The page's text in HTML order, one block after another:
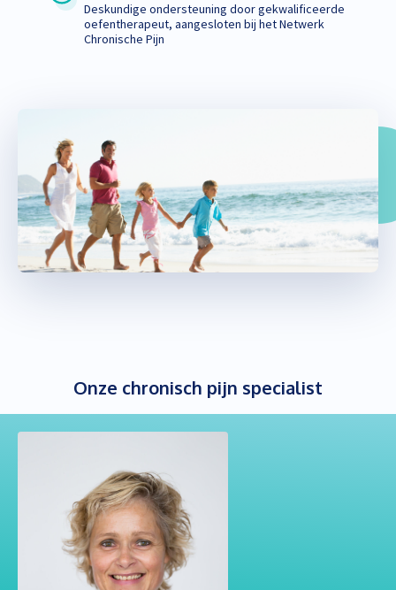
Deskundige ondersteuning door gekwalificeerde
oefentherapeut, aangesloten bij het Netwerk
Chronische Pijn
Onze chronisch pijn specialist